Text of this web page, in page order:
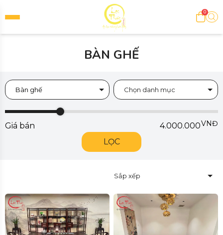
0
BÀN GHẾ
Bàn ghế Chọn danh mục
Giá bán 4.000.000VNĐ
LỌC
Sắp xếp